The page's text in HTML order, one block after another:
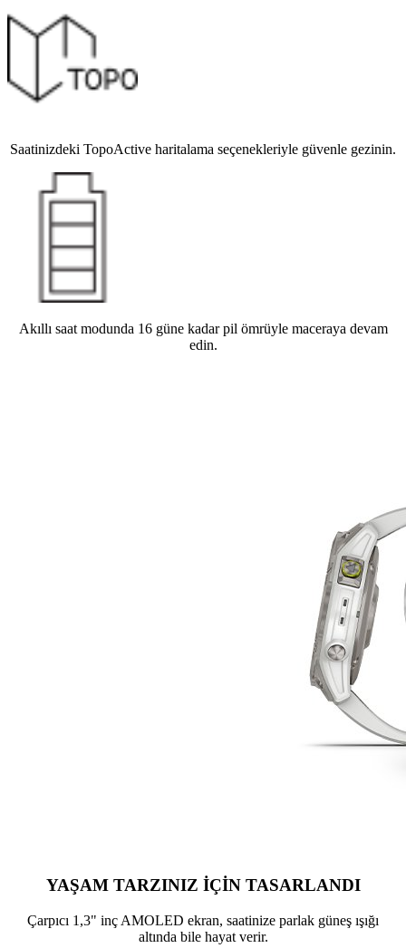
Saatinizdeki TopoActive haritalama seçenekleriyle güvenle gezinin.
Akıllı saat modunda 16 güne kadar pil ömrüyle maceraya devam
edin.
YAŞAM TARZINIZ İÇİN TASARLANDI
Çarpıcı 1,3" inç AMOLED ekran, saatinize parlak güneş ışığı
altında bile hayat verir.